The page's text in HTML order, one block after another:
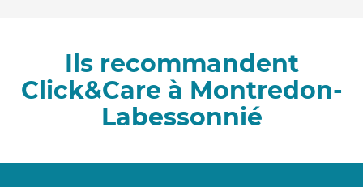
Ils recommandent
Click&Care à Montredon-
Labessonnié